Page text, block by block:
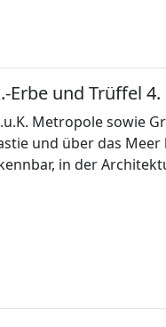
und Trüffel
Metropole sowie
und über das
in der